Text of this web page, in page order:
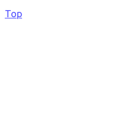
Top